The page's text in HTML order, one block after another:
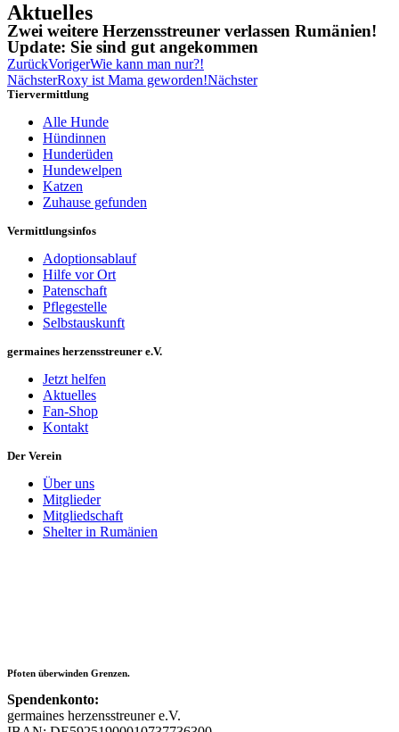
Aktuelles
Zwei weitere Herzensstreuner verlassen Rumänien!
Update: Sie sind gut angekommen
ZurückVorigerWie kann man nur?!
NächsterRoxy ist Mama geworden!Nächster
Tiervermittlung
Alle Hunde
Hündinnen
Hunderüden
Hundewelpen
Katzen
Zuhause gefunden
Vermittlungsinfos
Adoptionsablauf
Hilfe vor Ort
Patenschaft
Pflegestelle
Selbstauskunft
germaines herzensstreuner e.V.
Jetzt helfen
Aktuelles
Fan-Shop
Kontakt
Der Verein
Über uns
Mitglieder
Mitgliedschaft
Shelter in Rumänien
Pfoten überwinden Grenzen.
Spendenkonto:
germaines herzensstreuner e.V.